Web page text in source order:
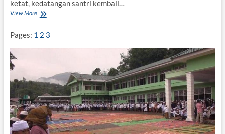
b
R
d
s
t
ketat, kedatangan santri kembali…
View MoreA
i
r
,
S
a
n
t
r
Pages: 1 2 3